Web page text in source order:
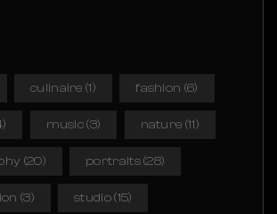
culinaire (1) fashion (6)
music(3) nature (11)
(20) portraits(28)
(3) studio(15)